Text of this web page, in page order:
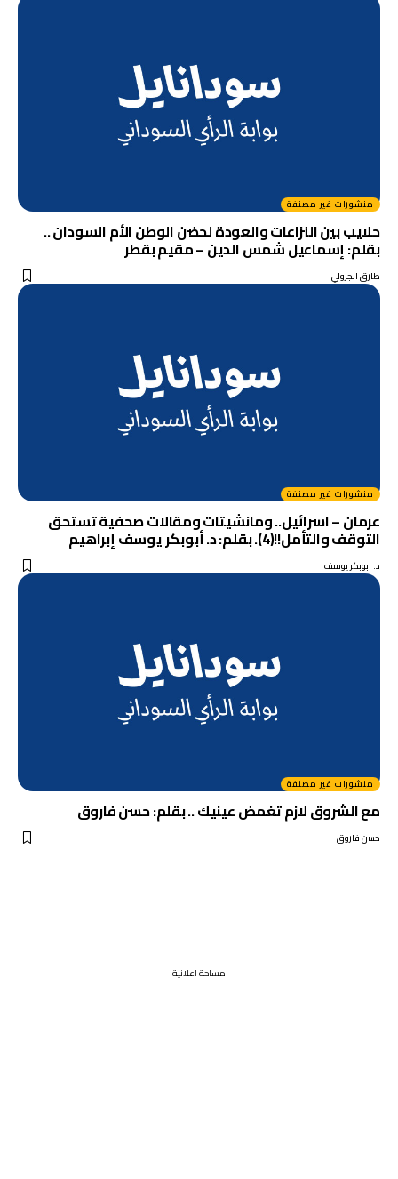
منشورات غير مصنفة
حلايب بين النزاعات والعودة لحضن الوطن الأم السودان ..
بقلم: إسماعيل شمس الدين – مقيم بقطر
طارق الجزولي
منشورات غير مصنفة
عرمان – اسرائيل.. ومانشيتات ومقالات صحفية تستحق
التوقف والتأمل!!(4). بقلم: د. أبوبكر يوسف إبراهيم
د. ابوبكر يوسف
منشورات غير مصنفة
مع الشروق لازم تغمض عينيك .. بقلم: حسن فاروق
حسن فاروق
مساحة اعلانية